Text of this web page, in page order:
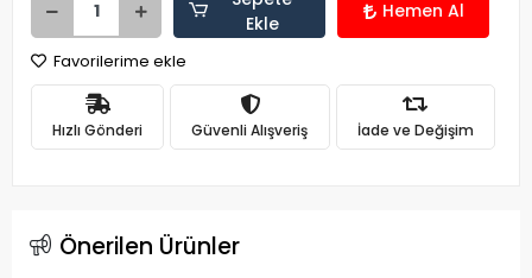
Ekle
Hemen Al
Favorilerime ekle
Hızlı Gönderi Güvenli Alışveriş İade ve Değişim
Önerilen Ürünler